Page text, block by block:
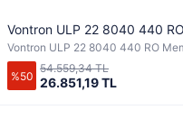
Vontron ULP 22 8040 440
Vontron ULP 22 8040 440 RO
%50 26.851,19 TL
54.559,34 TL